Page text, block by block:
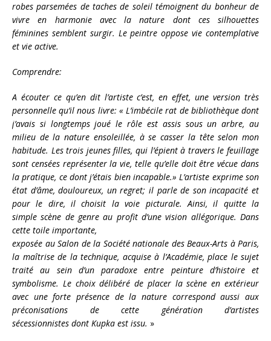
robes parsemées de taches de soleil témoignent du bonheur de
vivre en harmonie avec la nature dont ces silhouettes
féminines semblent surgir. Le peintre oppose vie contemplative
et vie active.
Comprendre:
A écouter ce qu’en dit l’artiste c’est, en effet, une version très
personnelle qu’il nous livre: « L’imbécile rat de bibliothèque dont
j’avais si longtemps joué le rôle est assis sous un arbre, au
milieu de la nature ensoleillée, à se casser la tête selon mon
habitude. Les trois jeunes filles, qui l’épient à travers le feuillage
sont censées représenter la vie, telle qu’elle doit être vécue dans
la pratique, ce dont j’étais bien incapable.» L’artiste exprime son
état d’âme, douloureux, un regret; il parle de son incapacité et
pour le dire, il choisit la voie picturale. Ainsi, il quitte la
simple scène de genre au profit d’une vision allégorique. Dans
cette toile importante,
exposée au Salon de la Société nationale des Beaux-Arts à Paris,
la maîtrise de la technique, acquise à l’Académie, place le sujet
traité au sein d’un paradoxe entre peinture d’histoire et
symbolisme. Le choix délibéré de placer la scène en extérieur
avec une forte présence de la nature correspond aussi aux
préconisations de cette génération d’artistes
sécessionnistes dont Kupka est issu. »